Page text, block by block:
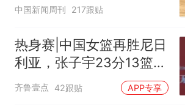
中国新闻周刊 217跟贴
热身赛|中国女篮再胜尼日
利亚，张子宇23分13篮板
表现抢眼
齐鲁壹点 42跟贴 APP专享